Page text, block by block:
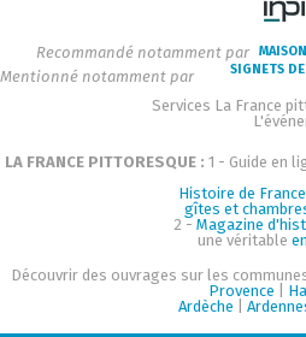
Recommandé notamment par
Mentionné notamment par
SIGNETS
Services La France
LA FRANCE PITTORESQUE : 1 - Guide en
Histoire de
gîtes et
2 - Magazine
une véritable
Découvrir des ouvrages sur les
Provence
Ardèche |